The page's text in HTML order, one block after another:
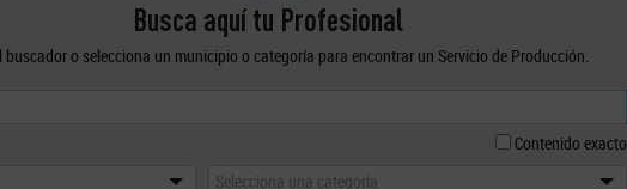
Busca aquí tu Profesional
buscador o selecciona un municipio o categoría para encontrar un Servicio de Producción.
Contenido exacto
Selecciona una categoría